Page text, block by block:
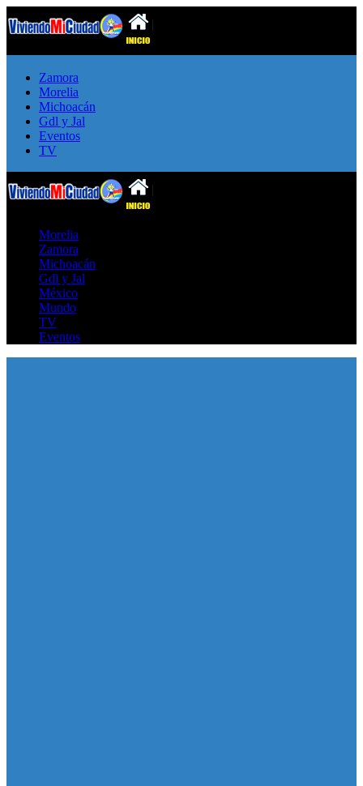
Zamora
Morelia
Michoacán
Gdl y Jal
Eventos
TV
Morelia
Zamora
Michoacán
Gdl y Jal
México
Mundo
TV
Eventos